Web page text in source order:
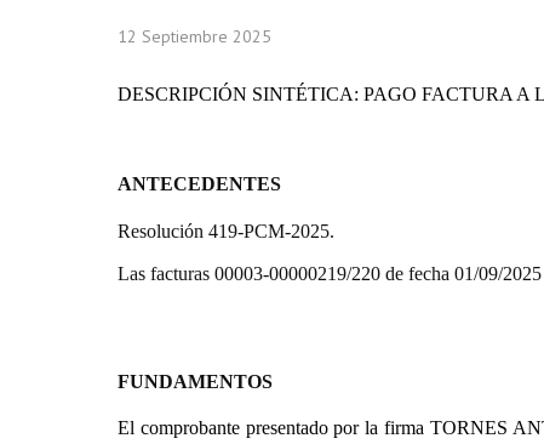
12 Septiembre 2025
DESCRIPCIÓN SINTÉTICA: PAGO FACTURA A
ANTECEDENTES
Resolución 419-PCM-2025.
Las facturas 00003-00000219/220 de fecha 01/09/
FUNDAMENTOS
El comprobante presentado por la firma TORNES